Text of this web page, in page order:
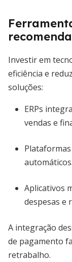
Investir em
eficiência e
soluções:
ERPs
vendas e
automáticos.
Aplicativos
despesas e
A integração
de pagamento
retrabalho.